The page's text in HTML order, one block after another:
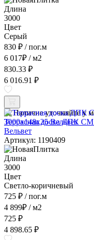
Длина
3000
Цвет
Серый
830 ₽ / пог.м
6 017₽ / м2
830.33 ₽
6 016.91 ₽
Наличие уточняйте у
Террасная доска ДПК
Вельвет
Артикул: 1190409
Длина
3000
Цвет
Светло-коричневый
725 ₽ / пог.м
4 899₽ / м2
725 ₽
4 898.65 ₽